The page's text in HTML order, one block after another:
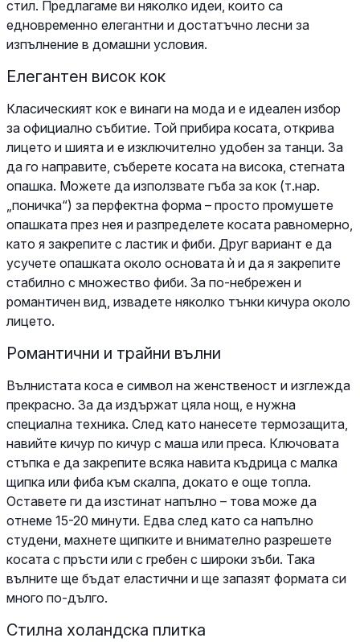
стил. Предлагаме ви няколко идеи, които са
едновременно елегантни и достатъчно лесни за
изпълнение в домашни условия.
Елегантен висок кок
Класическият кок е винаги на мода и е идеален избор
за официално събитие. Той прибира косата, открива
лицето и шията и е изключително удобен за танци. За
да го направите, съберете косата на висока, стегната
опашка. Можете да използвате гъба за кок (т.нар.
„поничка“) за перфектна форма – просто промушете
опашката през нея и разпределете косата равномерно,
като я закрепите с ластик и фиби. Друг вариант е да
усучете опашката около основата ѝ и да я закрепите
стабилно с множество фиби. За по-небрежен и
романтичен вид, извадете няколко тънки кичура около
лицето.
Романтични и трайни вълни
Вълнистата коса е символ на женственост и изглежда
прекрасно. За да издържат цяла нощ, е нужна
специална техника. След като нанесете термозащита,
навийте кичур по кичур с маша или преса. Ключовата
стъпка е да закрепите всяка навита къдрица с малка
щипка или фиба към скалпа, докато е още топла.
Оставете ги да изстинат напълно – това може да
отнеме 15-20 минути. Едва след като са напълно
студени, махнете щипките и внимателно разрешете
косата с пръсти или с гребен с широки зъби. Така
вълните ще бъдат еластични и ще запазят формата си
много по-дълго.
Стилна холандска плитка